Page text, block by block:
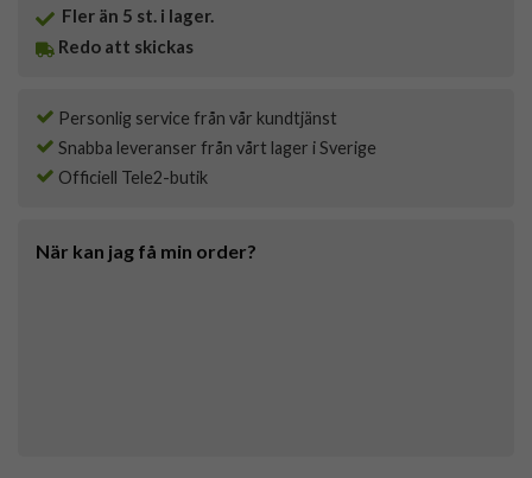
Fler än 5 st. i lager.
Redo att skickas
Personlig service från vår kundtjänst
Snabba leveranser från vårt lager i Sverige
Officiell Tele2-butik
När kan jag få min order?